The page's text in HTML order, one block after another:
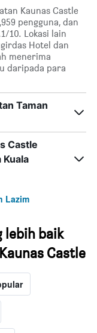
Kaunas Castle
pengguna, dan
10. Lokasi lain
Hotel dan
menerima
daripada para
Taman
Castle
Kuala
Lazim
lebih baik
Castle